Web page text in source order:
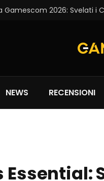
Gamescom 2026: Svelati i
NEWS RECENSIONI